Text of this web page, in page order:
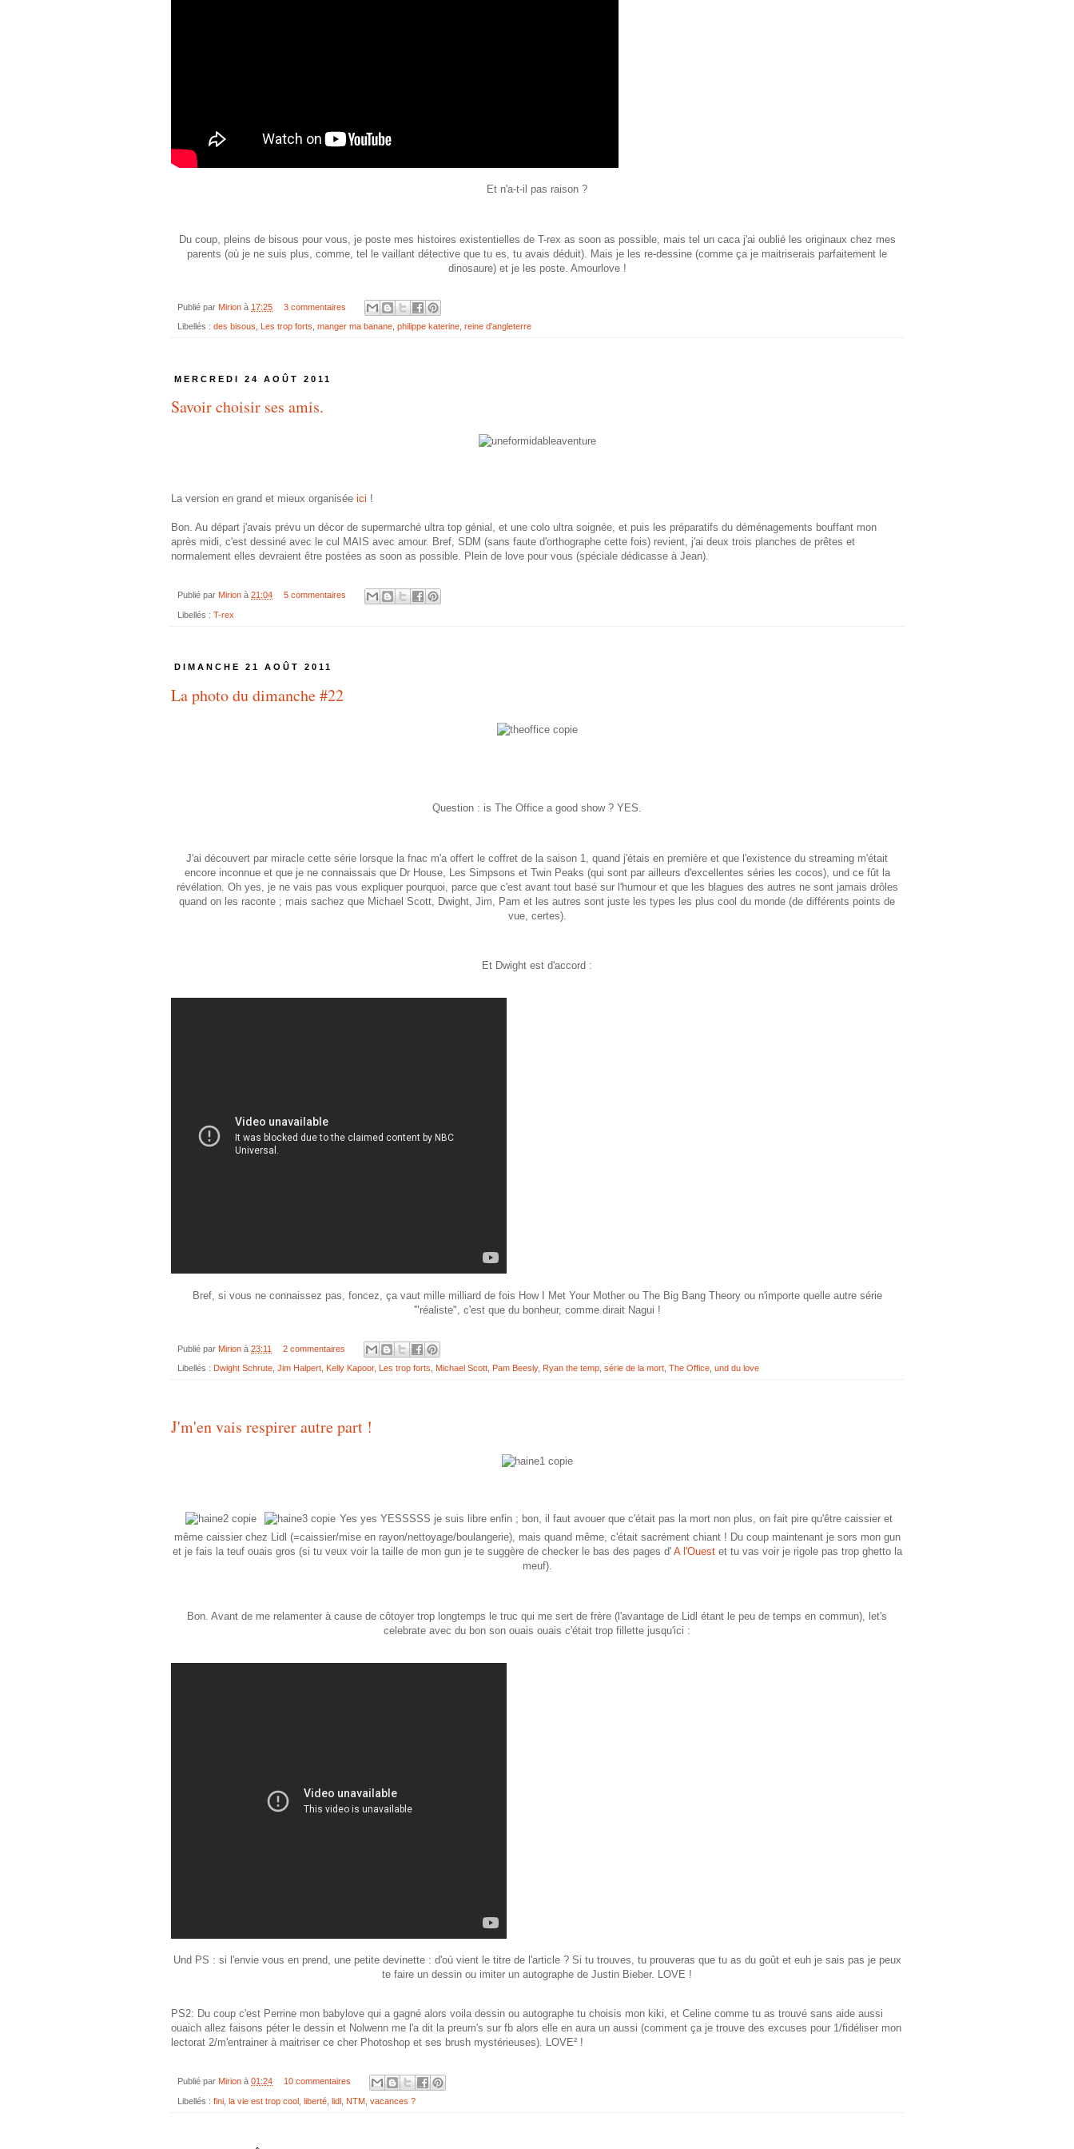
Et n'a-t-il pas raison ?
Du coup, pleins de bisous pour vous, je poste mes histoires existentielles de T-rex as soon as possible, mais tel un caca j'ai oublié les originaux chez mes
parents (où je ne suis plus, comme, tel le vaillant détective que tu es, tu avais déduit). Mais je les re-dessine (comme ça je maitriserais parfaitement le
dinosaure) et je les poste. Amourlove !
Publié par Mirion à 17:25 3 commentaires
Libellés : des bisous Les trop forts manger ma banane philippe katerine reine d'angleterre
MERCREDI 24 AOÛT 2011
Savoir choisir ses amis.
La version en grand et mieux organisée ici !
Bon. Au départ j'avais prévu un décor de supermarché ultra top génial, et une colo ultra soignée, et puis les préparatifs du déménagements bouffant mon
après midi, c'est dessiné avec le cul MAIS avec amour. Bref, SDM (sans faute d'orthographe cette fois) revient, j'ai deux trois planches de prêtes et
normalement elles devraient être postées as soon as possible. Plein de love pour vous (spéciale dédicasse à Jean).
Publié par Mirion à 21:04 5 commentaires
Libellés : T-rex
DIMANCHE 21 AOÛT 2011
La photo du dimanche #22
Question : is The Office a good show ? YES.
J'ai découvert par miracle cette série lorsque la fnac m'a offert le coffret de la saison 1, quand j'étais en première et que l'existence du streaming m'était
encore inconnue et que je ne connaissais que Dr House, Les Simpsons et Twin Peaks (qui sont par ailleurs d'excellentes séries les cocos), und ce fût la
révélation. Oh yes, je ne vais pas vous expliquer pourquoi, parce que c'est avant tout basé sur l'humour et que les blagues des autres ne sont jamais drôles
quand on les raconte ; mais sachez que Michael Scott, Dwight, Jim, Pam et les autres sont juste les types les plus cool du monde (de différents points de
vue, certes).
Et Dwight est d'accord :
Bref, si vous ne connaissez pas, foncez, ça vaut mille milliard de fois How I Met Your Mother ou The Big Bang Theory ou n'importe quelle autre série
'"réaliste", c'est que du bonheur, comme dirait Nagui !
Publié par Mirion à 23:11 2 commentaires
Libellés : Dwight Schrute Jim Halpert Kelly Kapoor, Les trop forts Michael Scott Pam Beesly, Ryan the temp série de la mort The Office und du love
J'm'en vais respirer autre part !
Yes yes YESSSSS je suis libre enfin ; bon, il faut avouer que c'était pas la mort non plus, on fait pire qu'être caissier et
même caissier chez Lidl (=caissier/mise en rayon/nettoyage/boulangerie), mais quand même, c'était sacrément chiant ! Du coup maintenant je sors mon gun
et je fais la teuf ouais gros (si tu veux voir la taille de mon gun je te suggère de checker le bas des pages d' A l'Ouestet tu vas voir je rigole pas trop ghetto la
meuf).
Bon. Avant de me relamenter à cause de côtoyer trop longtemps le truc qui me sert de frère (l'avantage de Lidl étant le peu de temps en commun), let's
celebrate avec du bon son ouais ouais c'était trop fillette jusqu'ici :
Und PS : si l'envie vous en prend, une petite devinette : d'où vient le titre de l'article ? Si tu trouves, tu prouveras que tu as du goût et euh je sais pas je peux
te faire un dessin ou imiter un autographe de Justin Bieber. LOVE !
PS2: Du coup c'est Perrine mon babylove qui a gagné alors voila dessin ou autographe tu choisis mon kiki, et Celine comme tu as trouvé sans aide aussi
ouaich allez faisons péter le dessin et Nolwenn me l'a dit la preum's sur fb alors elle en aura un aussi (comment ça je trouve des excuses pour 1/fidéliser mon
lectorat 2/m'entrainer à maitriser ce cher Photoshop et ses brush mystérieuses). LOVE² !
Publié par Mirion à 01:24 10 commentaires
Libellés : fini la vie est trop cool liberté lidl NTM vacances ?